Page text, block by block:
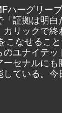
ハーグリー
証拠は明
カリックで
こなせるこ
ユナイテッ
セナルに
ている。